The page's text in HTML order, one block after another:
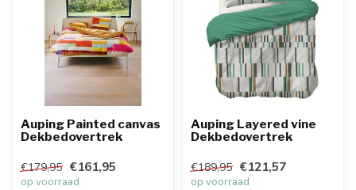
Auping Painted canvas
Dekbedovertrek
€179,95 €161,95
op voorraad
Auping Layered vine
Dekbedovertrek
€189,95 €121,57
op voorraad